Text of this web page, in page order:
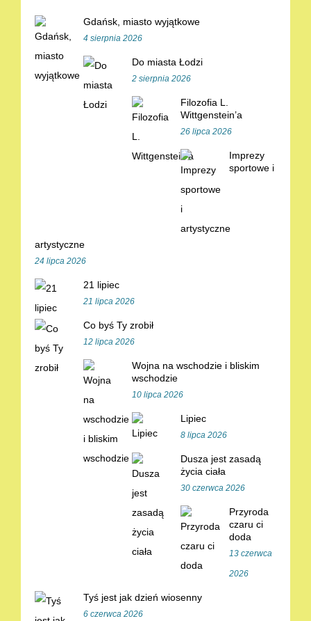
Gdańsk, miasto wyjątkowe
4 sierpnia 2026
Do miasta Łodzi
2 sierpnia 2026
Filozofia L.
Wittgenstein’a
26 lipca 2026
Imprezy
sportowe i
artystyczne
24 lipca 2026
21 lipiec
21 lipca 2026
Co byś Ty zrobił
12 lipca 2026
Wojna na wschodzie i bliskim
wschodzie
10 lipca 2026
Lipiec
8 lipca 2026
Dusza jest zasadą
życia ciała
30 czerwca 2026
Przyroda
czaru ci
doda
13 czerwca
2026
Tyś jest jak dzień wiosenny
6 czerwca 2026